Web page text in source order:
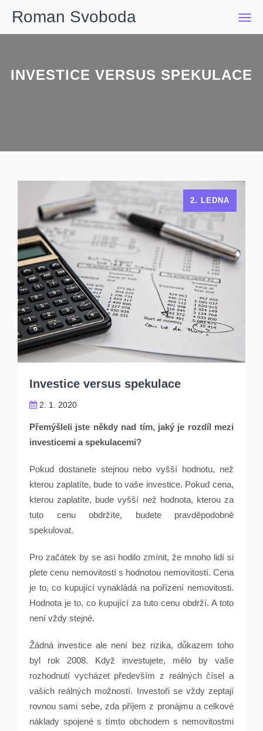
Roman Svoboda
INVESTICE VERSUS SPEKULACE
Investice versus spekulace
2. 1. 2020
2. LEDNA
Přemýšleli jste někdy nad tím, jaký je rozdíl mezi
investicemi a spekulacemi?
Pokud dostanete stejnou nebo vyšší hodnotu, než
kterou zaplatíte, bude to vaše investice. Pokud cena,
kterou zaplatíte, bude vyšší než hodnota, kterou za
tuto cenu obdržíte, budete pravděpodobně
spekulovat.
Pro začátek by se asi hodilo zmínit, že mnoho lidí si
plete cenu nemovitostí s hodnotou nemovitostí. Cena
je to, co kupující vynakládá na pořízení nemovitosti.
Hodnota je to, co kupující za tuto cenu obdrží. A toto
není vždy stejné.
Žádná investice ale není bez rizika, důkazem toho
byl rok 2008. Když investujete, mělo by vaše
rozhodnutí vycházet především z reálných čísel a
vašich reálných možností. Investoři se vždy zeptají
rovnou sami sebe, zda příjem z pronájmu a celkové
náklady spojené s tímto obchodem s nemovitostmi